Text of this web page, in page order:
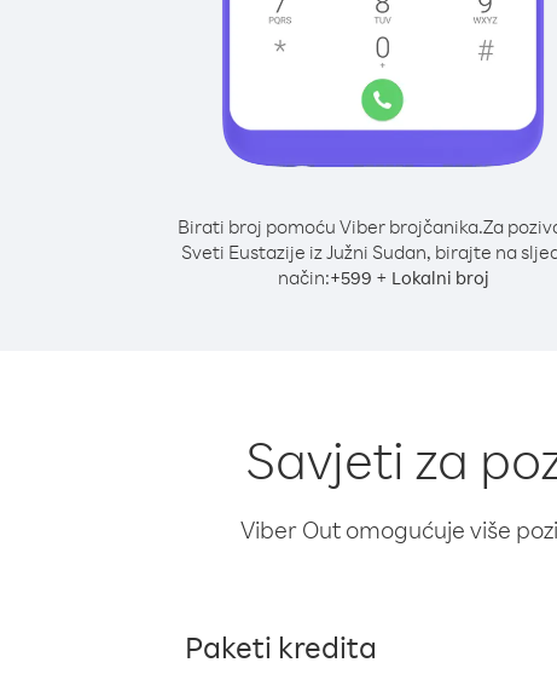
Birati broj pomoću Viber brojčanika.Za
Sveti Eustazije iz Južni Sudan, birajte na
način:+599 + Lokalni broj
Savjeti za
Viber Out omogućuje više
Paketi kredita